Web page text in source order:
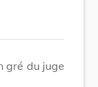
gré du juge